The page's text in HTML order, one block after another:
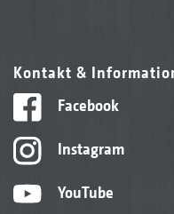
Kontakt &
Facebook
Instagram
YouTube